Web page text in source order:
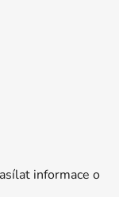
informace o